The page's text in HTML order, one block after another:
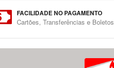
FACILIDADE NO PAGAMENTO
Cartões, Transferências e Boletos